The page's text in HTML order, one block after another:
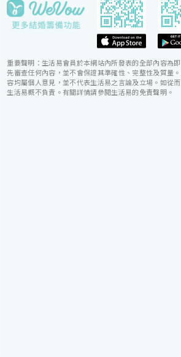
重要聲明：生活易會員於本網站內所發表的全部內容為
先審查任何內容，並不會保證其準確性、完整性及質量
容均屬個人意見，並不代表生活易之言論及立場。如從
生活易概不負責。有關詳情請參閱生活易的免責聲明。